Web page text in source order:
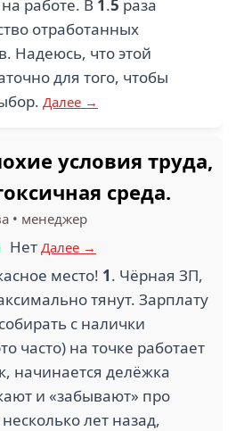
работе. В 1.5 раза
отработанных
Надеюсь, что этой
для того, чтобы
Далее →
условия труда,
среда.
• менеджер
Нет Далее →
место! 1. Чёрная ЗП,
тянут. Зарплату
с налички
часто) на точке работает
начинается делёжка
и «забывают» про
лет назад,